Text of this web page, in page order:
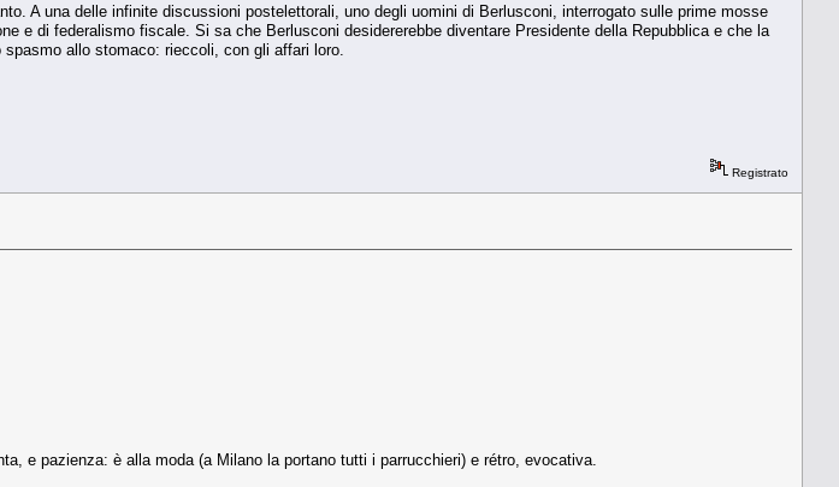
A una delle infinite discussioni postelettorali, uno degli uomini di Berlusconi, interrogato sulle prime mosse
e di federalismo fiscale. Si sa che Berlusconi desidererebbe diventare Presidente della Repubblica e che la
allo stomaco: rieccoli, con gli affari loro.
Registrato
e pazienza: è alla moda (a Milano la portano tutti i parrucchieri) e rétro, evocativa.